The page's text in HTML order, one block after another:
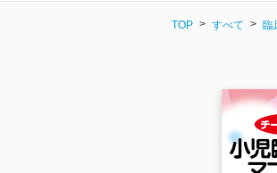
TOP すべて 臨